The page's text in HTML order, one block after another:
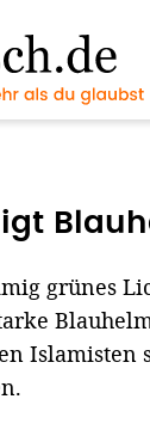
grünes
Islamisten